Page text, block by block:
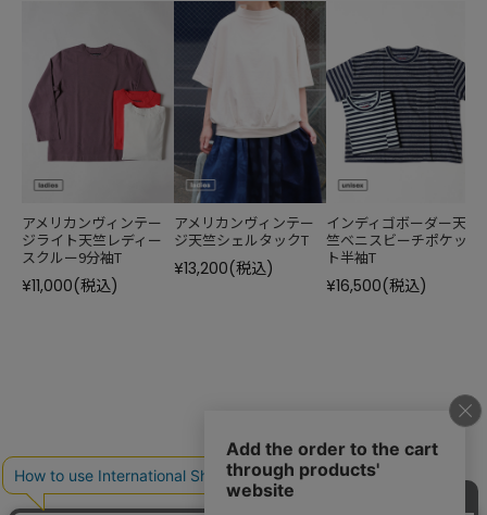
アメリカンヴィンテー
ジライト天竺レディー
スクルー9分袖T
¥11,000(税込)
アメリカンヴィンテー
ジ天竺シェルタックT
¥13,200(税込)
インディゴボーダー天
竺ベニスビーチポケッ
ト半袖T
¥16,500(税込)